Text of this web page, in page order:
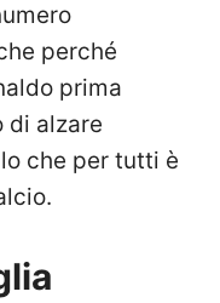
perché
prima
di alzare
che per tutti è